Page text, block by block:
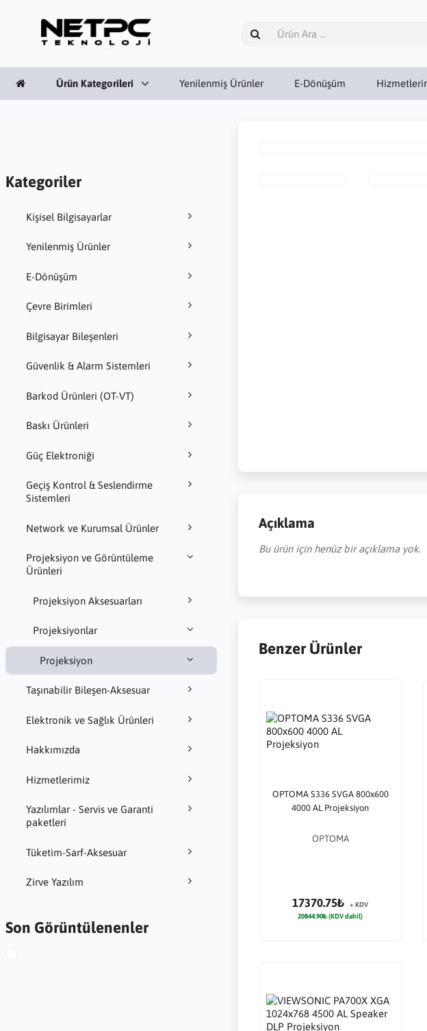
Ürün Kategorileri Yenilenmiş Ürünler E-Dönüşüm
Kategoriler
Kişisel Bilgisayarlar
Yenilenmiş Ürünler
E-Dönüşüm
Çevre Birimleri
Bilgisayar Bileşenleri
Güvenlik & Alarm Sistemleri
Barkod Ürünleri (OT-VT)
Baskı Ürünleri
Güç Elektroniği
Geçiş Kontrol & Seslendirme
Sistemleri
Network ve Kurumsal Ürünler
Projeksiyon ve Görüntüleme
Ürünleri
Projeksiyon Aksesuarları
Projeksiyonlar
Projeksiyon
Taşınabilir Bileşen-Aksesuar
Elektronik ve Sağlık Ürünleri
Hakkımızda
Hizmetlerimiz
Yazılımlar - Servis ve Garanti
paketleri
Tüketim-Sarf-Aksesuar
Zirve Yazılım
Son Görüntülenenler
Açıklama
Bu ürün için henüz bir açıklama yok.
Benzer Ürünler
OPTOMA S336 SVGA 800x600
4000 AL Projeksiyon
OPTOMA
17370.75₺
+ KDV
20844.90₺ (KDV dahil)